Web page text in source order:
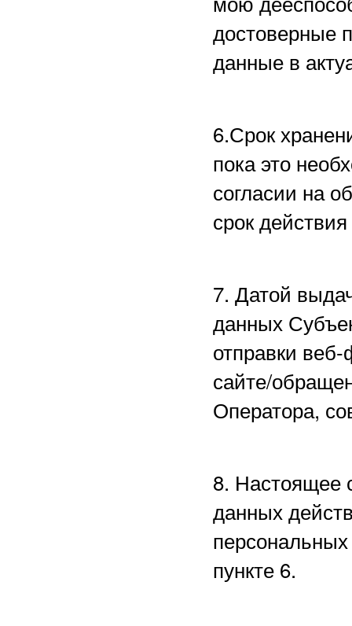
достоверные
данные в
6.Срок
пока это
согласии на
срок
7. Датой
данных
отправки
сайте/
Оператора,
8. Настоящее
данных
пункте 6.